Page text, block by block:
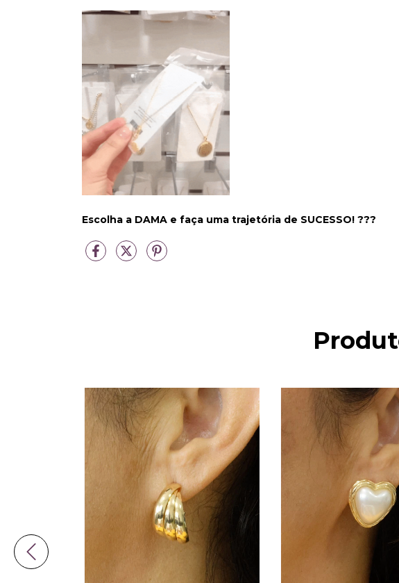
Escolha a DAMA e faça uma trajetória de SUCESSO! ???